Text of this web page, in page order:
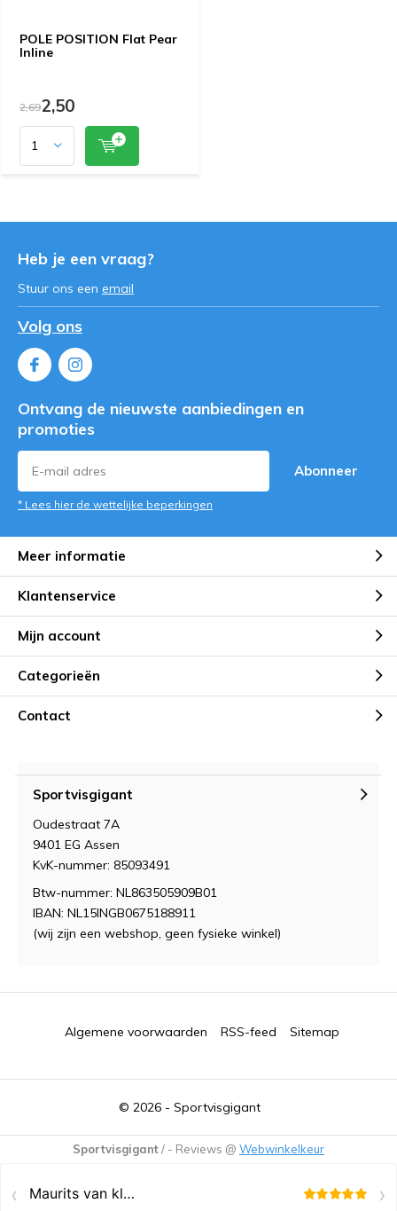
POLE POSITION Flat Pear
Inline
2,692,50
Heb je een vraag?
Stuur ons een email
Volg ons
Ontvang de nieuwste aanbiedingen en
promoties
Abonneer
* Lees hier de wettelijke beperkingen
Meer informatie
Klantenservice
Mijn account
Categorieën
Contact
Sportvisgigant
Oudestraat 7A
9401 EG Assen
KvK-nummer: 85093491
Btw-nummer: NL863505909B01
IBAN: NL15INGB0675188911
(wij zijn een webshop, geen fysieke winkel)
© 2026 - Sportvisgigant
Algemene voorwaarden RSS-feed Sitemap
Sportvisgigant/ - Reviews @ Webwinkelkeur